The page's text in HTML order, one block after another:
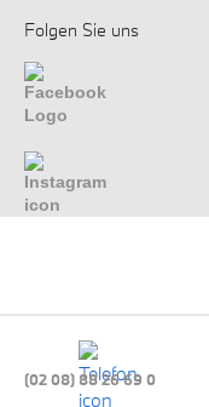
(02 08) 88 26 69 0
Folgen Sie uns